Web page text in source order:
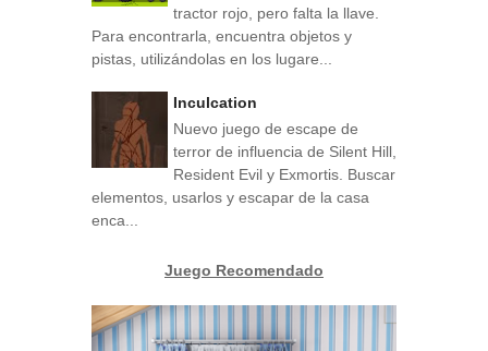
tractor rojo, pero falta la llave.
Para encontrarla, encuentra objetos y
pistas, utilizándolas en los lugare...
Inculcation
Nuevo juego de escape de
terror de influencia de Silent Hill,
Resident Evil y Exmortis. Buscar
elementos, usarlos y escapar de la casa
enca...
Juego Recomendado